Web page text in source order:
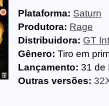
Plataforma: Saturn
Produtora: Rage
Distribuidora: GT
Gênero: Tiro em
Lançamento: 31 de
Outras versões: